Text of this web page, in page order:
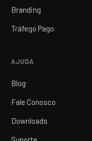
Branding
Tráfego Pago
AJUDA
Blog
Fale Conosco
Downloads